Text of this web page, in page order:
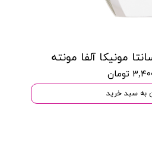
مونیکا آلفا مونته
تومان
به سبد خرید